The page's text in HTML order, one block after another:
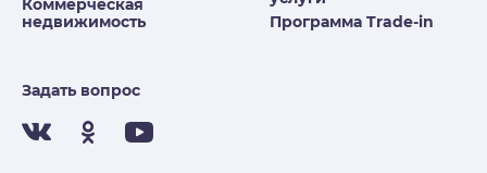
Коммерческая
недвижимость
Программа Trade-in
Задать вопрос